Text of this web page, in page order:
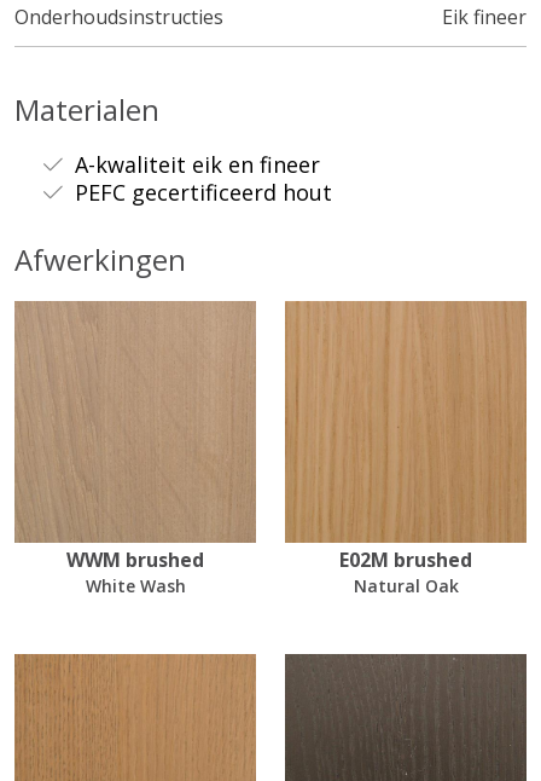
Onderhoudsinstructies Eik fineer
Materialen
A-kwaliteit eik en fineer
PEFC gecertificeerd hout
Afwerkingen
WWM brushed
White Wash
E02M brushed
Natural Oak